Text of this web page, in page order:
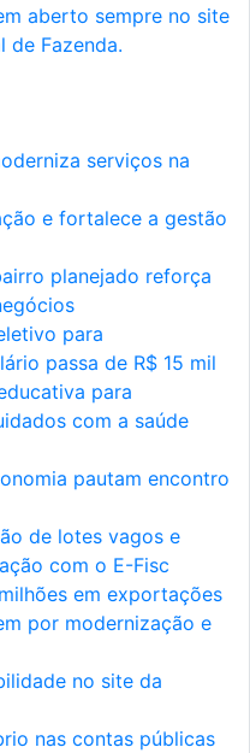
aberto sempre no site
de Fazenda.
serviços na
e fortalece a gestão
planejado reforça
para
passa de R$ 15 mil
para
com a saúde
pautam encontro
de lotes vagos e
com o E-Fisc
em exportações
por modernização e
no site da
nas contas públicas